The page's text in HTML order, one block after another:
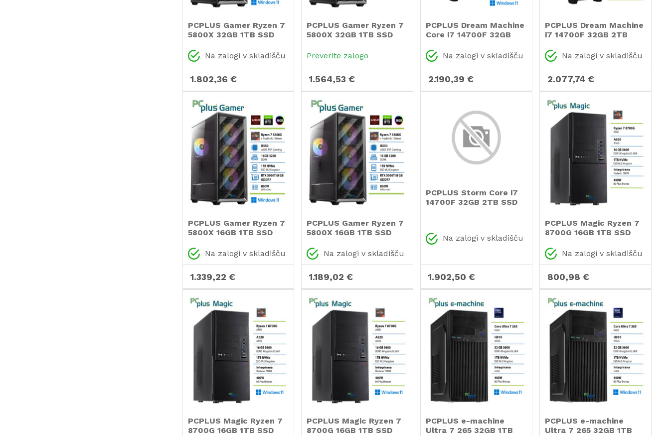
PCPLUS Gamer Ryzen 7
5800X 32GB 1TB SSD
Windows 11 Home
gaming namizni
Na zalogi v skladišču
1.802,36 €
PCPLUS Gamer Ryzen 7
5800X 32GB 1TB SSD
namizni računalnik
Preverite zalogo
1.564,53 €
PCPLUS Dream Machine
Core i7 14700F 32GB
Windows 11 Home
gaming namizni
Na zalogi v skladišču
2.190,39 €
PCPLUS Dream Machine
i7 14700F 32GB 2TB
gaming namizni
računalnik
Na zalogi v skladišču
2.077,74 €
PCPLUS Gamer Ryzen 7
5800X 16GB 1TB SSD
Windows 11 Home
gaming namizni
Na zalogi v skladišču
1.339,22 €
PCPLUS Gamer Ryzen 7
5800X 16GB 1TB SSD
namizni računalnik
Na zalogi v skladišču
1.189,02 €
PCPLUS Storm Core i7
14700F 32GB 2TB SSD
gaming namizni
računalnik
Na zalogi v skladišču
1.902,50 €
PCPLUS Magic Ryzen 7
8700G 16GB 1TB SSD
Na zalogi v skladišču
800,98 €
PCPLUS Magic Ryzen 7
8700G 16GB 1TB SSD
PCPLUS Magic Ryzen 7
8700G 16GB 1TB SSD
PCPLUS e-machine
Ultra 7 265 32GB 1TB
PCPLUS e-machine
Ultra 7 265 32GB 1TB